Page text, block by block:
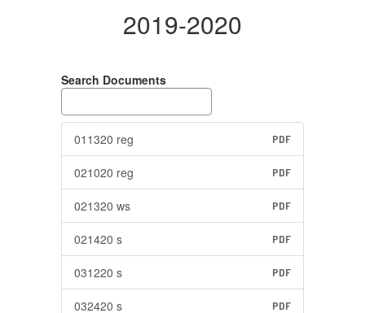
2019-2020
Search Documents
011320 reg PDF
021020 reg PDF
021320 ws PDF
021420 s PDF
031220 s PDF
032420 s PDF